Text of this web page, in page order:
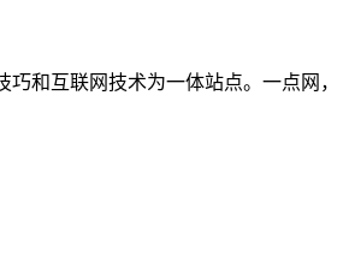
巧和互联网技术为一体站点。一点网，